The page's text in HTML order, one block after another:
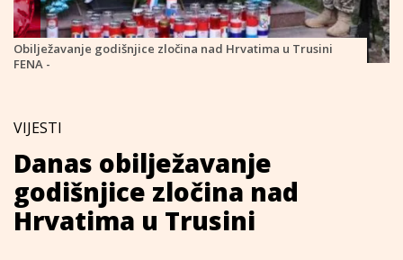
Obilježavanje godišnjice zločina nad Hrvatima u Trusini
FENA -
VIJESTI
Danas obilježavanje
godišnjice zločina nad
Hrvatima u Trusini